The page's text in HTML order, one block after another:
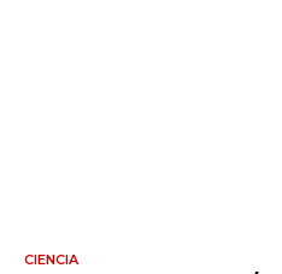
CIENCIA